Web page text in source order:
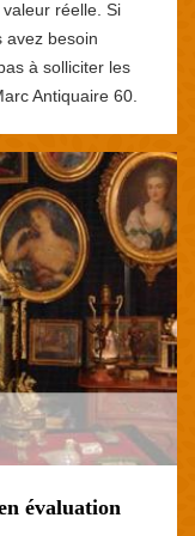
réelle. Si
avez besoin
à solliciter les
Antiquaire 60.
évaluation